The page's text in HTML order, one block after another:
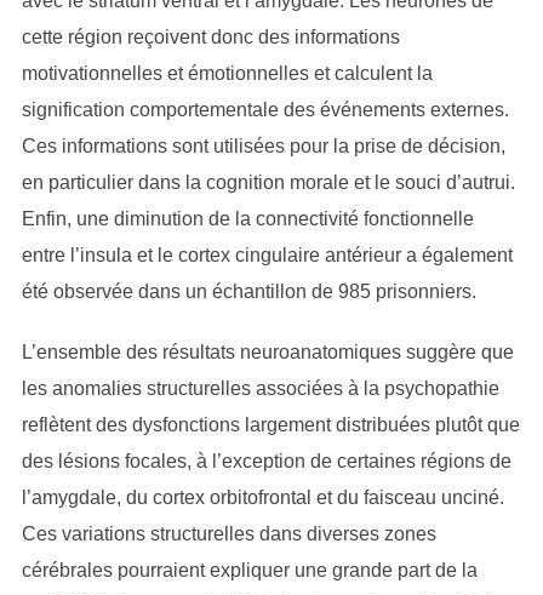
cette région reçoivent donc des informations
motivationnelles et émotionnelles et calculent la
signification comportementale des événements externes.
Ces informations sont utilisées pour la prise de décision,
en particulier dans la cognition morale et le souci d’autrui.
Enfin, une diminution de la connectivité fonctionnelle
entre l’insula et le cortex cingulaire antérieur a également
été observée dans un échantillon de 985 prisonniers.
L’ensemble des résultats neuroanatomiques suggère que
les anomalies structurelles associées à la psychopathie
reflètent des dysfonctions largement distribuées plutôt que
des lésions focales, à l’exception de certaines régions de
l’amygdale, du cortex orbitofrontal et du faisceau unciné.
Ces variations structurelles dans diverses zones
cérébrales pourraient expliquer une grande part de la